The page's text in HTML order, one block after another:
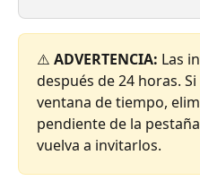
⚠️ ADVERTENCIA: Las
después de 24 horas.
ventana de tiempo,
pendiente de la pestaña
vuelva a invitarlos.